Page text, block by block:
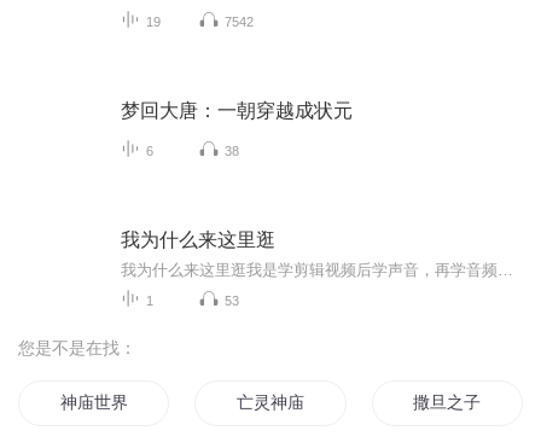
19 7542
梦回大唐：一朝穿越成状元
6 38
我为什么来这里逛
1 53
您是不是在找：
神庙世界 亡灵神庙 撒旦之子